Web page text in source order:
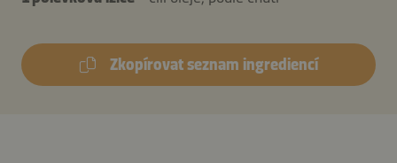
Zkopírovat seznam ingrediencí